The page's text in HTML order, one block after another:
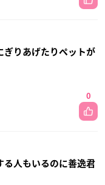
ぎりあげたりペットが
0
る人もいるのに善逸君